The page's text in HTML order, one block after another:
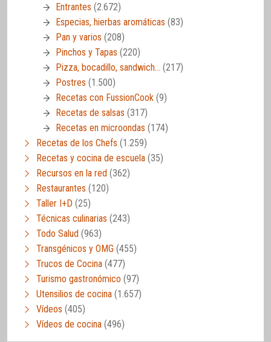
Entrantes (2.672)
Especias, hierbas aromáticas (83)
Pan y varios (208)
Pinchos y Tapas (220)
Pizza, bocadillo, sandwich… (217)
Postres (1.500)
Recetas con FussionCook (9)
Recetas de salsas (317)
Recetas en microondas (174)
Recetas de los Chefs (1.259)
Recetas y cocina de escuela (35)
Recursos en la red (362)
Restaurantes (120)
Taller I+D (25)
Técnicas culinarias (243)
Todo Salud (963)
Transgénicos y OMG (455)
Trucos de Cocina (477)
Turismo gastronómico (97)
Utensilios de cocina (1.657)
Vídeos (405)
Vídeos de cocina (496)